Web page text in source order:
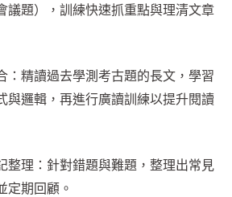
議題），訓練快速抓重點與理清文章
：精讀過去學測考古題的長文，學習
與邏輯，再進行廣讀訓練以提升閱讀
整理：針對錯題與難題，整理出常見
定期回顧。